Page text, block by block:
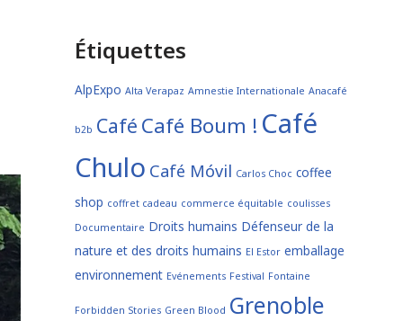
Étiquettes
AlpExpo Alta Verapaz Amnestie Internationale Anacafé
b2b Café Café Boum ! Café
Chulo Café Móvil Carlos Choc coffee
shop coffret cadeau commerce équitable coulisses
Documentaire Droits humains Défenseur de la
nature et des droits humains El Estor emballage
environnement Evénements Festival Fontaine
Forbidden Stories Green Blood Grenoble